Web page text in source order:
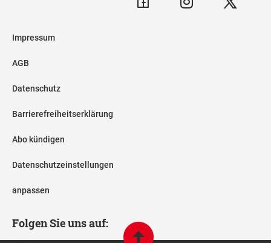
Impressum
AGB
Datenschutz
Barrierefreiheitserklärung
Abo kündigen
Datenschutzeinstellungen
anpassen
Folgen Sie uns auf: